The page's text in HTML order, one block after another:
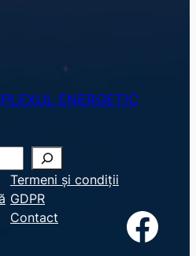
ENERGETIC
Termeni și condiții
GDPR
Contact
Facebook